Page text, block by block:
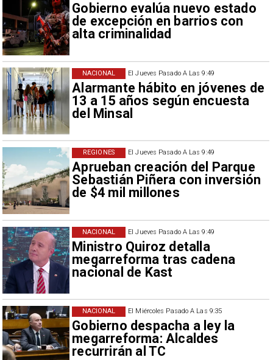
Gobierno evalúa nuevo estado
de excepción en barrios con
alta criminalidad
El Jueves Pasado A Las 9:49
Alarmante hábito en jóvenes de
13 a 15 años según encuesta
del Minsal
NACIONAL
El Jueves Pasado A Las 9:49
Aprueban creación del Parque
Sebastián Piñera con inversión
de $4 mil millones
REGIONES
El Jueves Pasado A Las 9:49
Ministro Quiroz detalla
megarreforma tras cadena
nacional de Kast
NACIONAL
El Miércoles Pasado A Las 9:35
Gobierno despacha a ley la
megarreforma: Alcaldes
recurrirán al TC
NACIONAL